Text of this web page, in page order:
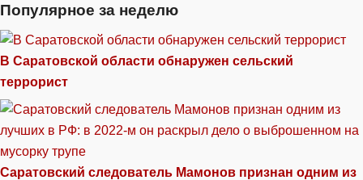
Популярное за неделю
В Саратовской области обнаружен сельский
террорист
Саратовский следователь Мамонов признан одним из